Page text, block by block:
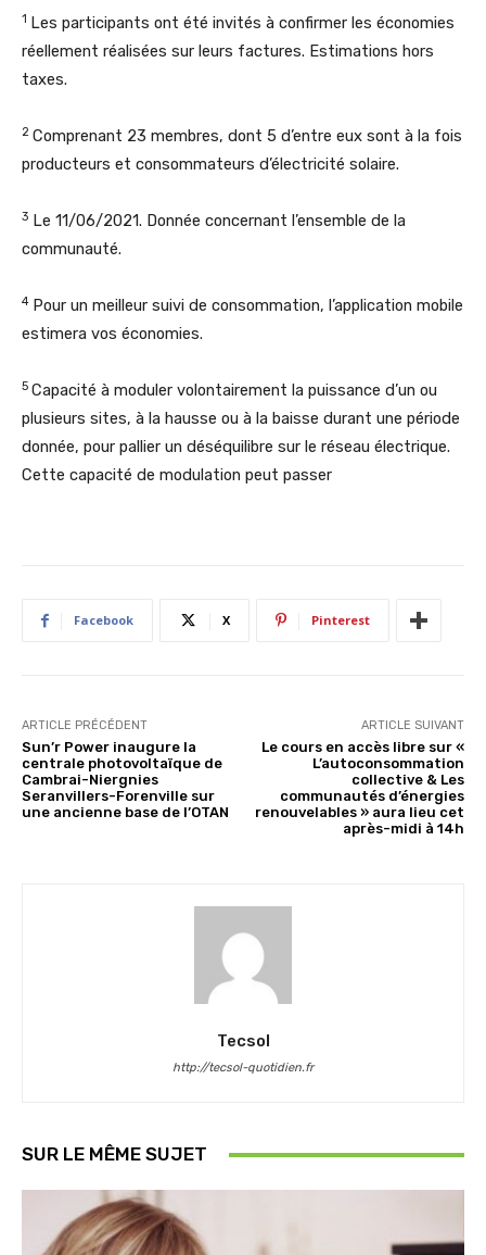
1 Les participants ont été invités à confirmer les économies
réellement réalisées sur leurs factures. Estimations hors
taxes.
2 Comprenant 23 membres, dont 5 d’entre eux sont à la fois
producteurs et consommateurs d’électricité solaire.
3 Le 11/06/2021. Donnée concernant l’ensemble de la
communauté.
4 Pour un meilleur suivi de consommation, l’application mobile
estimera vos économies.
5 Capacité à moduler volontairement la puissance d’un ou
plusieurs sites, à la hausse ou à la baisse durant une période
donnée, pour pallier un déséquilibre sur le réseau électrique.
Cette capacité de modulation peut passer
Facebook X Pinterest
ARTICLE PRÉCÉDENT
Sun’r Power inaugure la
centrale photovoltaïque de
Cambrai-Niergnies
Seranvillers-Forenville sur
une ancienne base de l’OTAN
ARTICLE SUIVANT
Le cours en accès libre sur «
L’autoconsommation
collective & Les
communautés d’énergies
renouvelables » aura lieu cet
après-midi à 14h
Tecsol
http://tecsol-quotidien.fr
SUR LE MÊME SUJET